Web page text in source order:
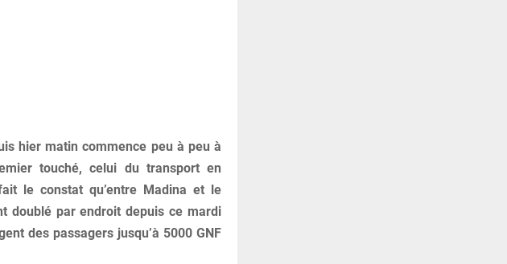
hier matin commence peu à peu à
touché, celui du transport en
le constat qu’entre Madina et le
doublé par endroit depuis ce mardi
des passagers jusqu’à 5000 GNF